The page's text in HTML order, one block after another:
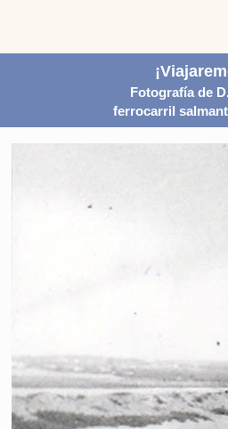
Fotografía de
ferrocarril